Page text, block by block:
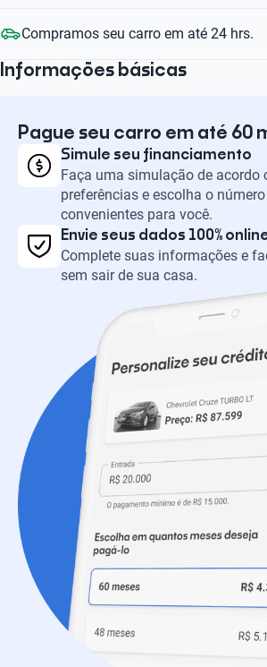
Compramos seu carro em até 24 hrs.
Informações básicas
Pague seu carro em até 60
Simule seu financiamento
Faça uma simulação de acordo
preferências e escolha o
convenientes para você.
Envie seus dados 100%
Complete suas informações e
sem sair de sua casa.